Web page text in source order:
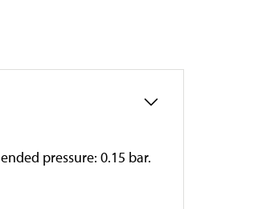
pressure: 0.15 bar.